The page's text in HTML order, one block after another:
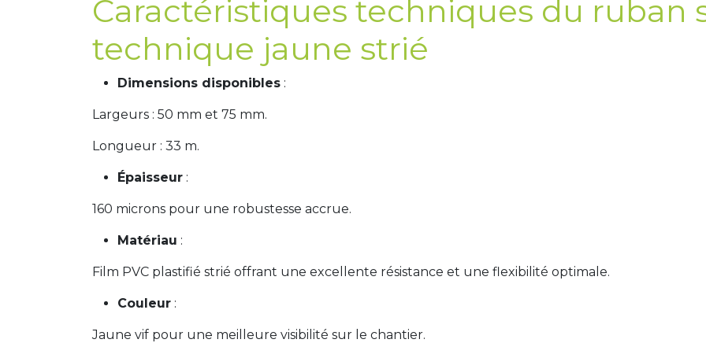
Caractéristiques techniques du ruban
technique jaune strié
Dimensions disponibles :
Largeurs : 50 mm et 75 mm.
Longueur : 33 m.
Épaisseur :
160 microns pour une robustesse accrue.
Matériau :
Film PVC plastifié strié offrant une excellente résistance et une flexibilité optimale.
Couleur :
Jaune vif pour une meilleure visibilité sur le chantier.